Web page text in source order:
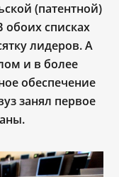
(патентной)
обоих списках
лидеров. А
и в более
обеспечение
занял первое